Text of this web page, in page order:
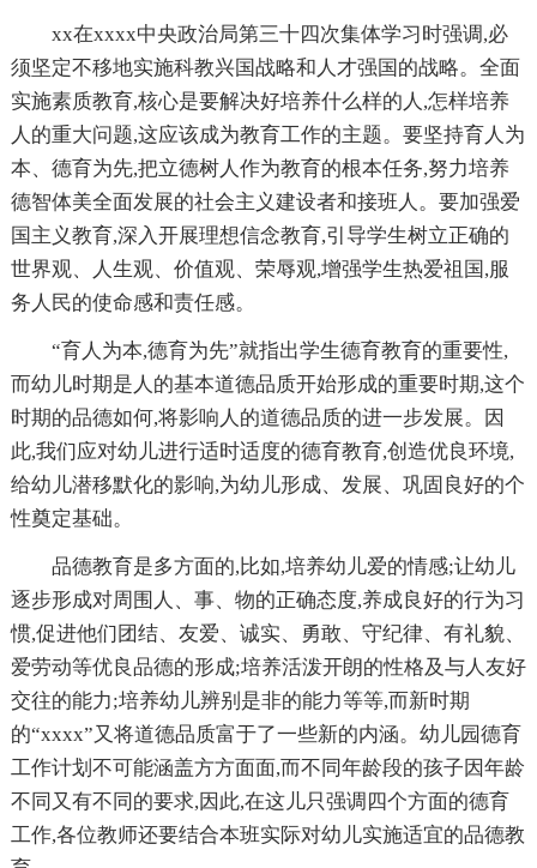
xx在xxxx中央政治局第三十四次集体学习时强调,必
须坚定不移地实施科教兴国战略和人才强国的战略。全面
实施素质教育,核心是要解决好培养什么样的人,怎样培养
人的重大问题,这应该成为教育工作的主题。要坚持育人为
本、德育为先,把立德树人作为教育的根本任务,努力培养
德智体美全面发展的社会主义建设者和接班人。要加强爱
国主义教育,深入开展理想信念教育,引导学生树立正确的
世界观、人生观、价值观、荣辱观,增强学生热爱祖国,服
务人民的使命感和责任感。
“育人为本,德育为先”就指出学生德育教育的重要性,
而幼儿时期是人的基本道德品质开始形成的重要时期,这个
时期的品德如何,将影响人的道德品质的进一步发展。因
此,我们应对幼儿进行适时适度的德育教育,创造优良环境,
给幼儿潜移默化的影响,为幼儿形成、发展、巩固良好的个
性奠定基础。
品德教育是多方面的,比如,培养幼儿爱的情感;让幼儿
逐步形成对周围人、事、物的正确态度,养成良好的行为习
惯,促进他们团结、友爱、诚实、勇敢、守纪律、有礼貌、
爱劳动等优良品德的形成;培养活泼开朗的性格及与人友好
交往的能力;培养幼儿辨别是非的能力等等,而新时期
的“xxxx”又将道德品质富于了一些新的内涵。幼儿园德育
工作计划不可能涵盖方方面面,而不同年龄段的孩子因年龄
不同又有不同的要求,因此,在这儿只强调四个方面的德育
工作,各位教师还要结合本班实际对幼儿实施适宜的品德教